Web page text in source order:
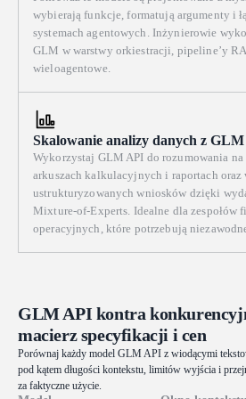
też odblokować/wznowić AudioContext.
synchronizacja audio-wideo, płynna
60fps oraz naprawdę satysfakcjonujący,
uruchomieniu.
wybierają funkcje, formatują argumenty i
systemach agentowych. Inżynierowie
GLM w warstwy orkiestracji, pipeline’y
wieloagentowe.
Skalowanie analizy danych z
Wykorzystaj GLM API do rozumowania
arkuszach kalkulacyjnych i raportach
ustrukturyzowanych wniosków dzięki
Mixture-of-Experts. Idealne dla zespołów
operacyjnych, które potrzebują
GLM API kontra
macierz specyfikacji i cen
Porównaj każdy model GLM API z wiodącymi
pod kątem długości kontekstu, limitów wyjścia i
za faktyczne użycie.